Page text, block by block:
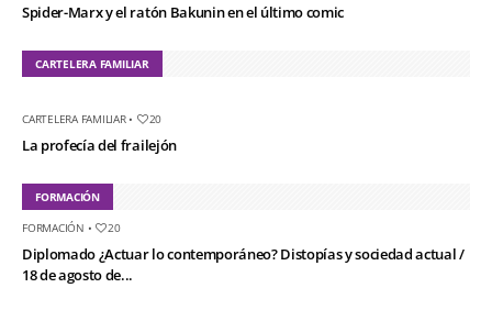
Spider-Marx y el ratón Bakunin en el último comic
CARTELERA FAMILIAR
CARTELERA FAMILIAR• 20
La profecía del frailejón
FORMACIÓN
FORMACIÓN • 20
Diplomado ¿Actuar lo contemporáneo? Distopías y sociedad actual /
18 de agosto de...